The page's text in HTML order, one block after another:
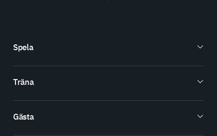
Spela
Träna
Gästa